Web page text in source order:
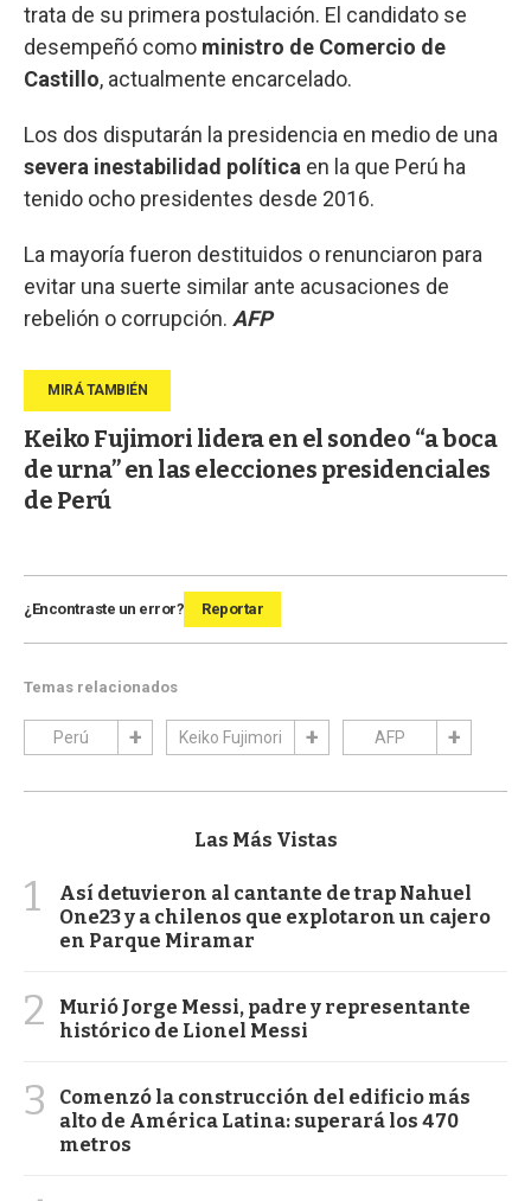
trata de su primera postulación. El candidato se
desempeñó como ministro de Comercio de
Castillo, actualmente encarcelado.
Los dos disputarán la presidencia en medio de una
severa inestabilidad política en la que Perú ha
tenido ocho presidentes desde 2016.
La mayoría fueron destituidos o renunciaron para
evitar una suerte similar ante acusaciones de
rebelión o corrupción. AFP
Keiko Fujimori lidera en el sondeo “a boca
de urna” en las elecciones presidenciales
de Perú
¿Encontraste un error? Reportar
Temas relacionados
Perú Keiko Fujimori AFP
Las Más Vistas
1
Así detuvieron al cantante de trap Nahuel
One23 y a chilenos que explotaron un cajero
en Parque Miramar
2
Murió Jorge Messi, padre y representante
histórico de Lionel Messi
3
Comenzó la construcción del edificio más
alto de América Latina: superará los 470
metros